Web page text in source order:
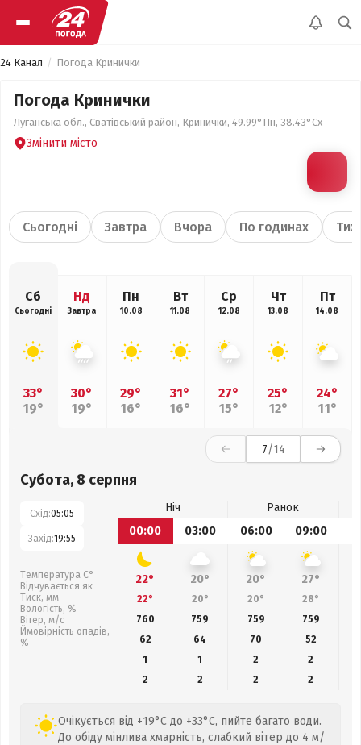
24 Канал Погода Кринички
Погода Кринички
Луганська обл., Сватівський район, Кринички, 49.99°Пн, 38.43°Сх
Змінити місто
Сьогодні Завтра Вчора По годинах
Сб
Сьогодні
33°
19°
Нд
Завтра
30°
19°
Пн
10.08
29°
16°
Вт
11.08
31°
16°
Ср
12.08
27°
15°
Чт
13.08
25°
12°
Пт
14.08
24°
11°
7/14
Субота, 8 серпня
Схід:05:05
Захід:19:55
Температура С°
Відчувається як
Тиск, мм
Вологість, %
Вітер, м/с
Ймовірність опадів,
%
Ніч
Ранок
00:00
03:00 06:00 09:00
22° 20° 20° 27°
22° 20° 20° 28°
760
759 759 759
62
64 70 52
1
1 2
2
2
2 2 2
Очікується від +19°C до +33°C, пийте багато води.
До обіду мінлива хмарність, слабкий вітер до 4 м/